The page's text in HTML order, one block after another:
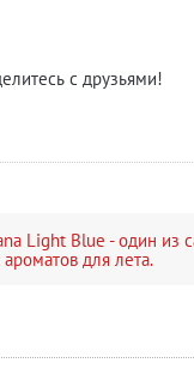
с друзьями!
Light Blue - один из
для лета.